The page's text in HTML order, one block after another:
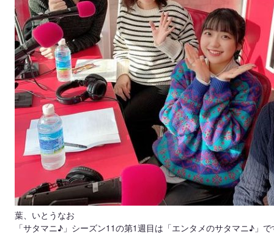
葉、いとうなお
「サタマニ♪」シーズン11の第1週目は「エンタメのサタマニ♪」